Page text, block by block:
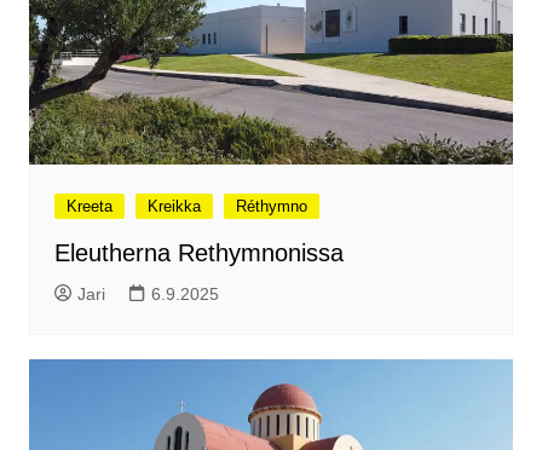
Kreeta Kreikka Réthymno
Eleutherna Rethymnonissa
Jari 6.9.2025